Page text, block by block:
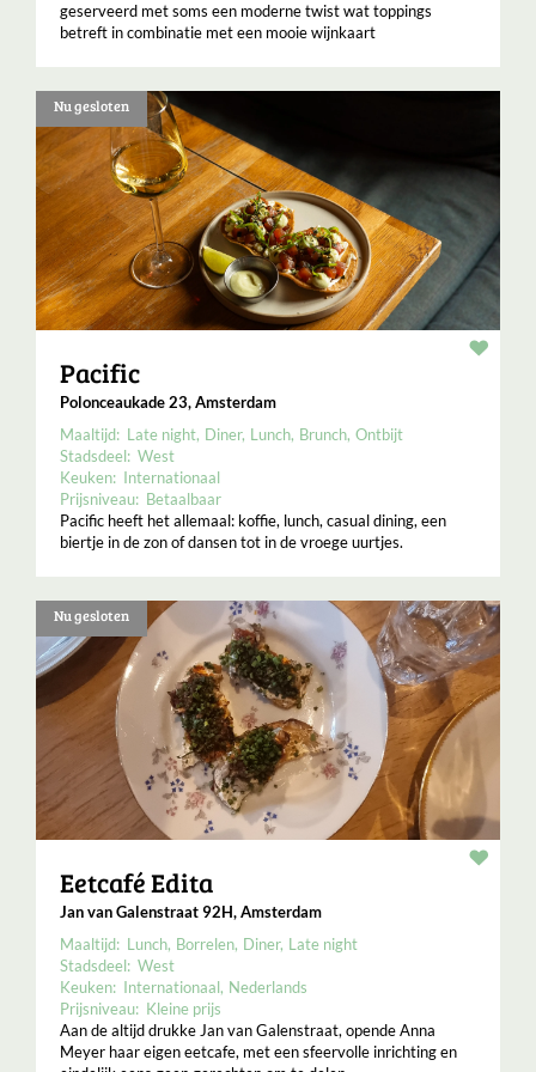
geserveerd met soms een moderne twist wat toppings
betreft in combinatie met een mooie wijnkaart
Nu gesloten
Pacific
Polonceaukade 23, Amsterdam
Maaltijd: Late night Diner Lunch Brunch Ontbijt
Stadsdeel: West
Keuken: Internationaal
Prijsniveau: Betaalbaar
Pacific heeft het allemaal: koffie, lunch, casual dining, een
biertje in de zon of dansen tot in de vroege uurtjes.
Nu gesloten
Eetcafé Edita
Jan van Galenstraat 92H, Amsterdam
Maaltijd: Lunch Borrelen Diner Late night
Stadsdeel: West
Keuken: Internationaal Nederlands
Prijsniveau: Kleine prijs
Aan de altijd drukke Jan van Galenstraat, opende Anna
Meyer haar eigen eetcafe, met een sfeervolle inrichting en